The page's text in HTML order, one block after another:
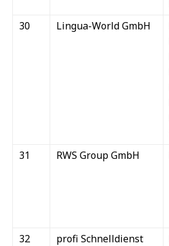
30
Lingua-World GmbH
31
RWS Group GmbH
32 profi Schnelldienst